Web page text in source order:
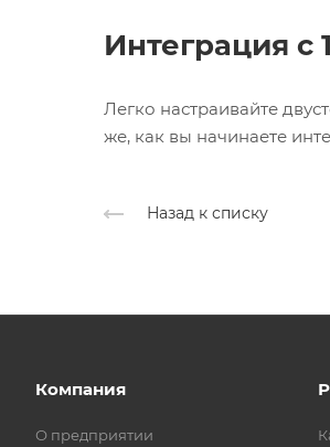
Интеграция с
Легко настраивайте
же, как вы начинаете
Назад к списку
Компания
О предприятии